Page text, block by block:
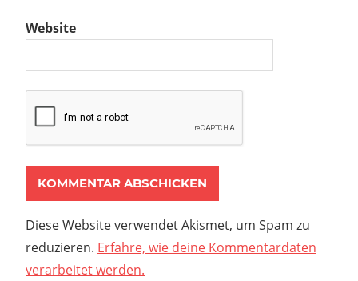
Website
Diese Website verwendet Akismet, um Spam zu
reduzieren. Erfahre, wie deine Kommentardaten
verarbeitet werden.